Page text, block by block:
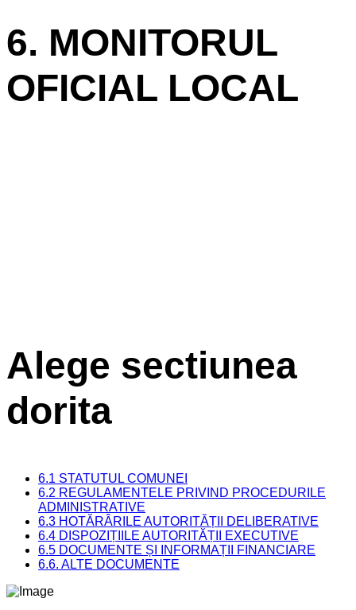
6. MONITORUL
OFICIAL LOCAL
Alege sectiunea
dorita
6.1 STATUTUL COMUNEI
6.2 REGULAMENTELE PRIVIND PROCEDURILE
ADMINISTRATIVE
6.3 HOTĂRÂRILE AUTORITĂȚII DELIBERATIVE
6.4 DISPOZIȚIILE AUTORITĂȚII EXECUTIVE
6.5 DOCUMENTE ȘI INFORMAȚII FINANCIARE
6.6. ALTE DOCUMENTE